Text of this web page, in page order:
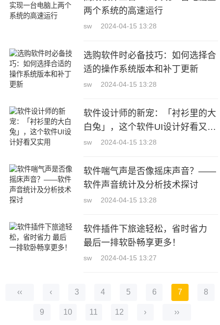
两个系统的高速运行
sw 2024-04-15 13:28
选购软件时必备技巧：如何选择合
适的操作系统版本和补丁更新
sw 2024-04-15 13:28
软件设计师的新宠：「衬衫里的大
白兔」，这个软件UI设计好看又实
用
sw 2024-04-15 13:28
软件喘气声是否像摇床声音？——
软件声音统计及分析技术探讨
sw 2024-04-15 13:28
软件插件下旅途轻松，省时省力
最后一排软卧畅享更多！
sw 2024-04-15 13:27
‹‹ ‹ 3 4 5 6 7 8
9 10 11 12 › ››